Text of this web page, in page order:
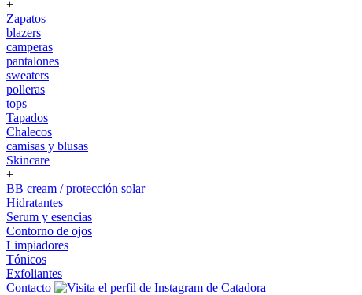
+
Zapatos
blazers
camperas
pantalones
sweaters
polleras
tops
Tapados
Chalecos
camisas y blusas
Skincare
+
BB cream / protección solar
Hidratantes
Serum y esencias
Contorno de ojos
Limpiadores
Tónicos
Exfoliantes
Contacto